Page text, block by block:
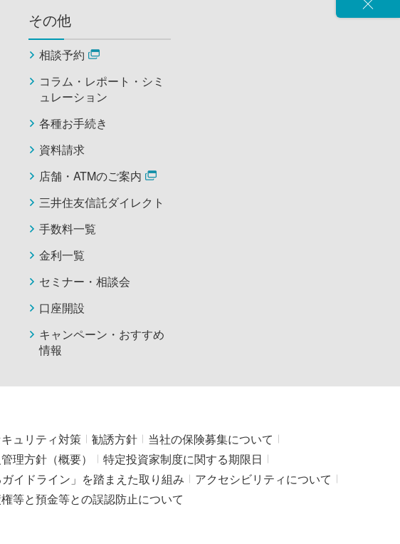
閉じる
その他
相談予約
コラム・レポート・シミ
ュレーション
各種お手続き
資料請求
店舗・ATMのご案内
三井住友信託ダイレクト
手数料一覧
金利一覧
セミナー・相談会
口座開設
キャンペーン・おすすめ
情報
ュリティ対策 勧誘方針
当社の保険募集について
理方針（概要）
特定投資家制度に関する期限日
イドライン」を踏まえた取り組み
アクセシビリティについて
等と預金等との誤認防止について